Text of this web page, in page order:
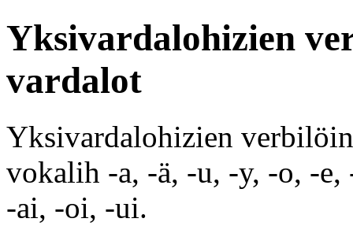
Yksivardalohizien
vardalot
Yksivardalohizien
vokalih -a, -ä, -u, -y, -o, -
-ai, -oi, -ui.